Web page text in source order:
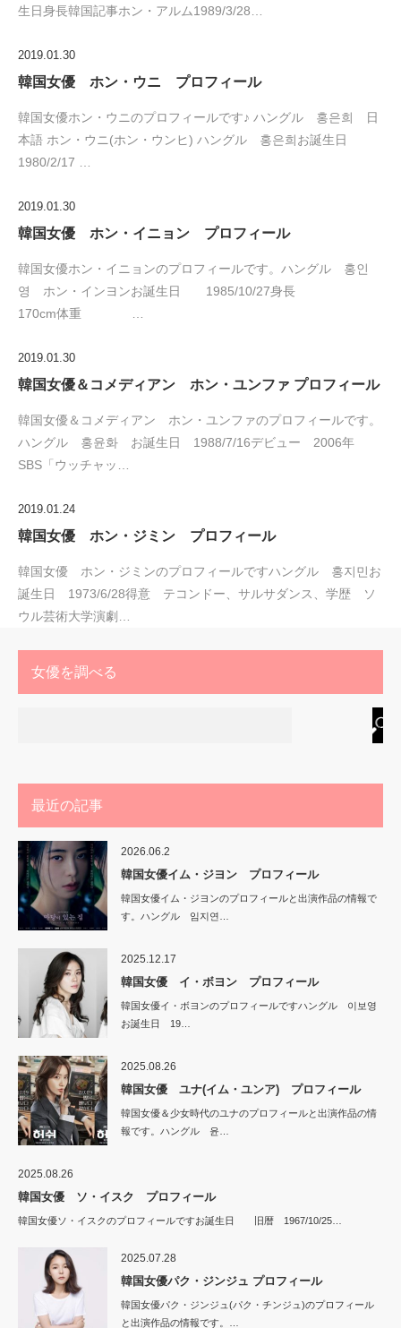
生日身長韓国記事ホン・アルム1989/3/28…
2019.01.30
韓国女優 ホン・ウニ プロフィール
韓国女優ホン・ウニのプロフィールです♪ ハングル 홍은희 日
本語 ホン・ウニ(ホン・ウンヒ) ハングル 홍은희お誕生日
1980/2/17 …
2019.01.30
韓国女優 ホン・イニョン プロフィール
韓国女優ホン・イニョンのプロフィールです。ハングル 홍인
영 ホン・インヨンお誕生日 1985/10/27身長
170cm体重 …
2019.01.30
韓国女優＆コメディアン ホン・ユンファ プロフィール
韓国女優＆コメディアン ホン・ユンファのプロフィールです。
ハングル 홍윤화 お誕生日 1988/7/16デビュー 2006年
SBS「ウッチャッ…
2019.01.24
韓国女優 ホン・ジミン プロフィール
韓国女優 ホン・ジミンのプロフィールですハングル 홍지민お
誕生日 1973/6/28得意 テコンドー、サルサダンス、学歴 ソ
ウル芸術大学演劇…
女優を調べる
最近の記事
2026.06.2
韓国女優イム・ジヨン プロフィール
韓国女優イム・ジヨンのプロフィールと出演作品の情報で
す。ハングル 임지연…
2025.12.17
韓国女優 イ・ボヨン プロフィール
韓国女優イ・ボヨンのプロフィールですハングル 이보영
お誕生日 19…
2025.08.26
韓国女優 ユナ(イム・ユンア) プロフィール
韓国女優＆少女時代のユナのプロフィールと出演作品の情
報です。ハングル 윤…
2025.08.26
韓国女優 ソ・イスク プロフィール
韓国女優ソ・イスクのプロフィールですお誕生日 旧暦 1967/10/25…
2025.07.28
韓国女優パク・ジンジュ プロフィール
韓国女優パク・ジンジュ(パク・チンジュ)のプロフィール
と出演作品の情報です。…